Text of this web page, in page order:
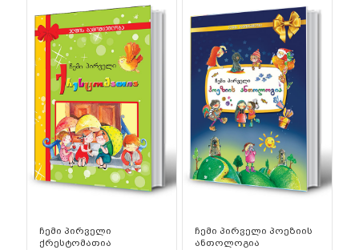
ჩემი პირველი
ქრესტომათია
ჩემი პირველი პოეზიის
ანთოლოგია